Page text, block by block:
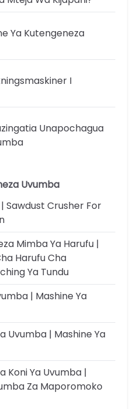
Ya Kutengeneza
I
Unapochagua
Uvumba
Sawdust Crusher For
Mimba Ya Harufu |
Harufu Cha
Ya Tundu
| Mashine Ya
Uvumba | Mashine Ya
Koni Ya Uvumba |
Za Maporomoko